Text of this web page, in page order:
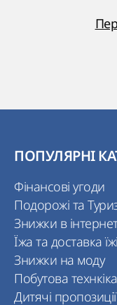
ПОПУЛЯРНІ
Фінансові угоди
Подорожі та
Знижки в
Їжа та доставка їжі
Знижки на моду
Побутова технкіка
Дитячі пропозиції